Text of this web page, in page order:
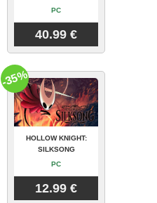
PC
40.99 €
HOLLOW KNIGHT:
SILKSONG
PC
12.99 €
-35%